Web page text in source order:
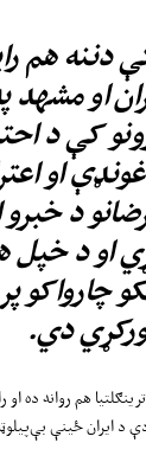
دننه هم
او مشهد
کې د
او
د خبرو
او د خپل
دي.
هم روانه ده او
د ایران ځینې